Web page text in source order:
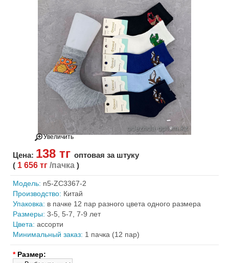
Увеличить
Цена: 138 тг оптовая за штуку
( 1 656 тг /пачка )
Модель: n5-ZC3367-2
Производство: Китай
Упаковка: в пачке 12 пар разного цвета одного размера
Размеры: 3-5, 5-7, 7-9 лет
Цвета: ассорти
Минимальный заказ: 1 пачка (12 пар)
* Размер: